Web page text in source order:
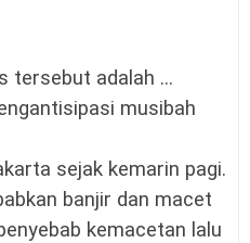
tersebut adalah ...
musibah
sejak kemarin pagi.
banjir dan macet
kemacetan lalu